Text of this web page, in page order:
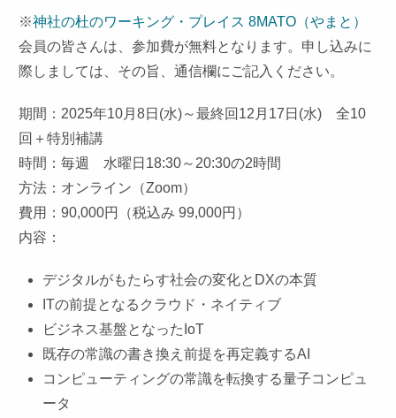
※神社の杜のワーキング・プレイス 8MATO（やまと）
会員の皆さんは、参加費が無料となります。申し込みに
際しましては、その旨、通信欄にご記入ください。
期間：2025年10月8日(水)～最終回12月17日(水) 全10
回＋特別補講
時間：毎週 水曜日18:30～20:30の2時間
方法：オンライン（Zoom）
費用：90,000円（税込み 99,000円）
内容：
デジタルがもたらす社会の変化とDXの本質
ITの前提となるクラウド・ネイティブ
ビジネス基盤となったIoT
既存の常識の書き換え前提を再定義するAI
コンピューティングの常識を転換する量子コンピュ
ータ